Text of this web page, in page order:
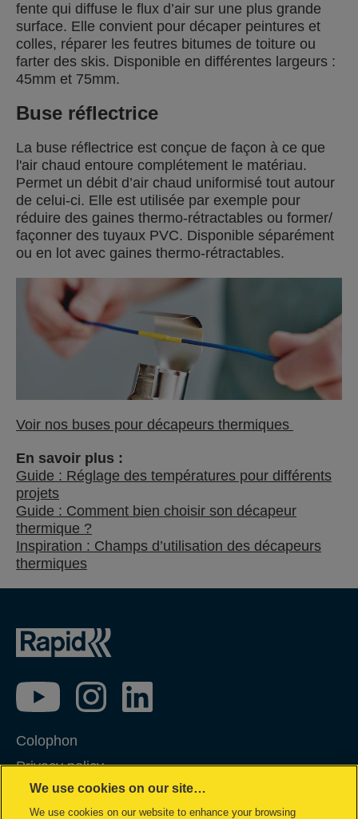
fente qui diffuse le flux d’air sur une plus grande
surface. Elle convient pour décaper peintures et
colles, réparer les feutres bitumes de toiture ou
farter des skis. Disponible en différentes largeurs :
45mm et 75mm.
Buse réflectrice
La buse réflectrice est conçue de façon à ce que
l'air chaud entoure complétement le matériau.
Permet un débit d’air chaud uniformisé tout autour
de celui-ci. Elle est utilisée par exemple pour
réduire des gaines thermo-rétractables ou former/
façonner des tuyaux PVC. Disponible séparément
ou en lot avec gaines thermo-rétractables.
Voir nos buses pour décapeurs thermiques
En savoir plus :
Guide : Réglage des températures pour différents
projets
Guide : Comment bien choisir son décapeur
thermique ?
Inspiration : Champs d’utilisation des décapeurs
thermiques
Colophon
Privacy policy
Politique concernant les cookies
We use cookies on our site…
We use cookies on our website to enhance your browsing